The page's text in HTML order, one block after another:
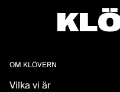
OM KLÖVERN
Vilka vi är